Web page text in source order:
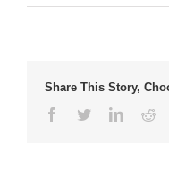
Share This Story,
Facebook
Twitter